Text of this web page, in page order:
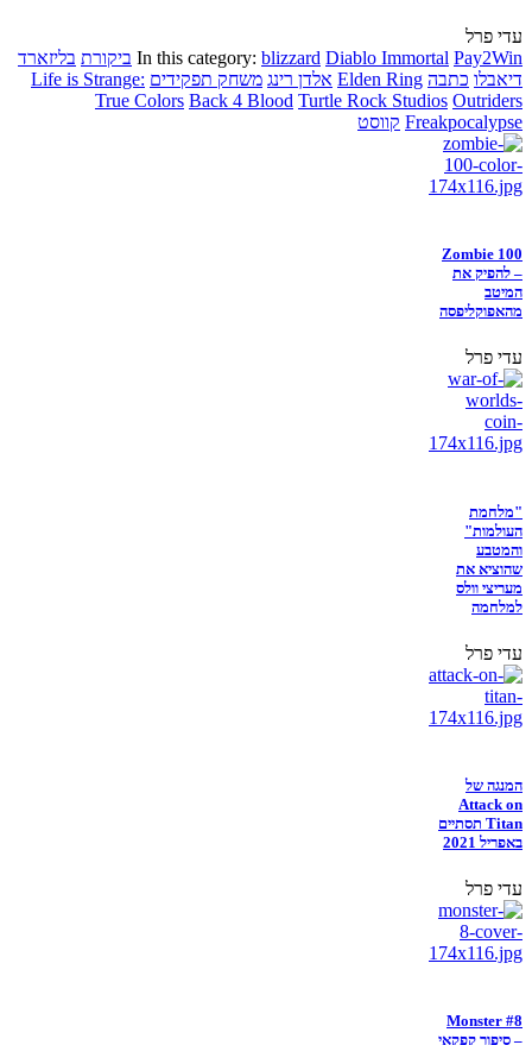
עדי פרל
In this category: blizzard Diablo Immortal Pay2Win ביקורת בליזארד
דיאבלו כתבה Elden Ring אלדן רינג משחק תפקידים Life is Strange:
True Colors Back 4 Blood Turtle Rock Studios Outriders
Freakpocalypse קווסט
Zombie 100
– להפיק את
המיטב
מהאפוקליפסה
עדי פרל
"מלחמת
העולמות"
והמטבע
שהוציא את
מעריצי וולס
למלחמה
עדי פרל
המנגה של
Attack on
Titan תסתיים
באפריל 2021
עדי פרל
Monster #8
– סיפור קפקאי